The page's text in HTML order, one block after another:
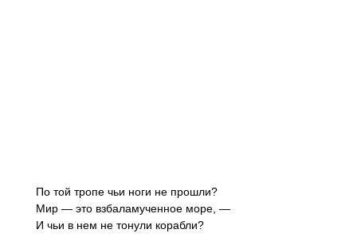
По той тропе чьи ноги не прошли?
Мир — это взбаламученное море, —
И чьи в нем не тонули корабли?